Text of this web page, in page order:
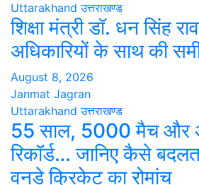
Uttarakhand उत्तराखण्ड
शिक्षा मंत्री डॉ. धन सिंह
अधिकारियों के साथ की
August 8, 2026
Janmat Jagran
Uttarakhand उत्तराखण्ड
55 साल, 5000 मैच और
रिकॉर्ड… जानिए कैसे
वनडे क्रिकेट का रोमांच